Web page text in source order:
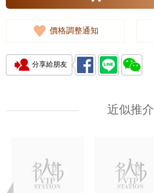
價格調整通知
分享給朋友
近似推介